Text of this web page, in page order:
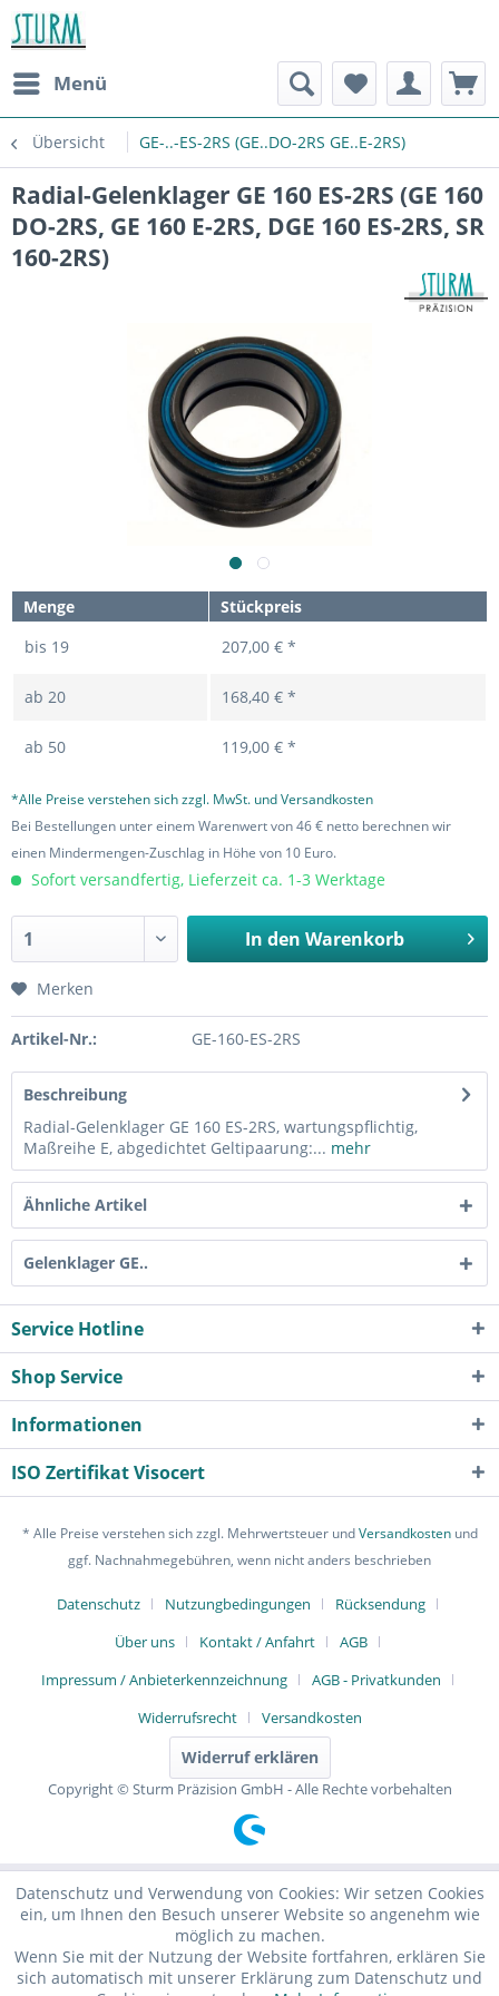
Menü
Übersicht GE-..-ES-2RS (GE..DO-2RS GE..E-2RS)
Radial-Gelenklager GE 160 ES-2RS (GE 160
DO-2RS, GE 160 E-2RS, DGE 160 ES-2RS, SR
160-2RS)
Menge
Stückpreis
bis 19 207,00 € *
ab 20 168,40 € *
ab 50 119,00 € *
*Alle Preise verstehen sich zzgl. MwSt. und Versandkosten
Bei Bestellungen unter einem Warenwert von 46 € netto berechnen wir
einen Mindermengen-Zuschlag in Höhe von 10 Euro.
Sofort versandfertig, Lieferzeit ca. 1-3 Werktage
In den Warenkorb
Merken
Artikel-Nr.: GE-160-ES-2RS
Beschreibung
Radial-Gelenklager GE 160 ES-2RS, wartungspflichtig,
Maßreihe E, abgedichtet Geltipaarung:... mehr
Ähnliche Artikel
Gelenklager GE..
Service Hotline
Shop Service
Informationen
ISO Zertifikat Visocert
* Alle Preise verstehen sich zzgl. Mehrwertsteuer undVersandkostenund
ggf. Nachnahmegebühren, wenn nicht anders beschrieben
Datenschutz Nutzungbedingungen
Rücksendung
Über uns
Kontakt / Anfahrt
AGB
Impressum / Anbieterkennzeichnung
AGB - Privatkunden
Widerrufsrecht
Versandkosten
Widerruf erklären
Copyright © Sturm Präzision GmbH - Alle Rechte vorbehalten
Datenschutz und Verwendung von Cookies: Wir setzen Cookies
ein, um Ihnen den Besuch unserer Website so angenehm wie
möglich zu machen.
Wenn Sie mit der Nutzung der Website fortfahren, erklären Sie
sich automatisch mit unserer Erklärung zum Datenschutz und